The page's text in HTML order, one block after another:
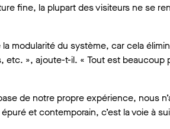
fine, la plupart des visiteurs ne se
modularité du système, car cela
etc. », ajoute-t-il. « Tout est
de notre propre expérience, nous
et contemporain, c’est la voie à